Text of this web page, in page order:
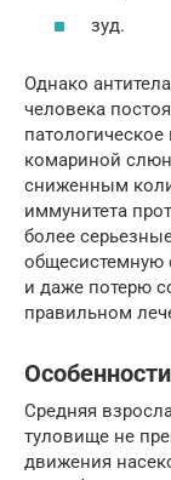
зуд.
Однако
человека
комариной
сниженным
иммунитета
более
общесистемную
и даже потерю
правильном
Средняя
туловище не
движения